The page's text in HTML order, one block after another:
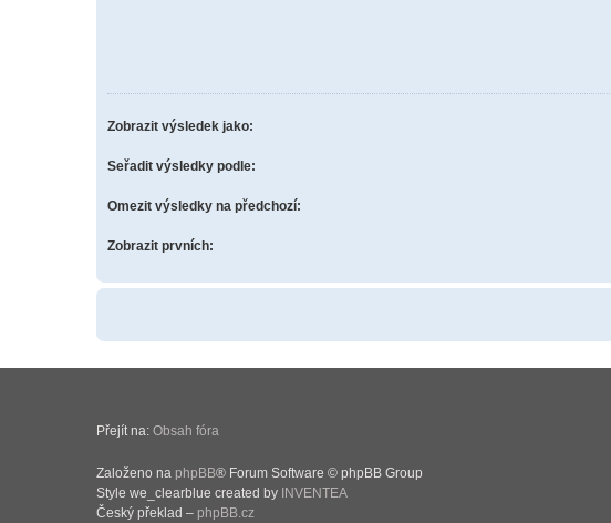
Zobrazit výsledek jako:
Seřadit výsledky podle:
Omezit výsledky na předchozí:
Zobrazit prvních:
Přejít na: Obsah fóra
Založeno na phpBB® Forum Software © phpBB Group
Style we_clearblue created by INVENTEA
Český překlad – phpBB.cz